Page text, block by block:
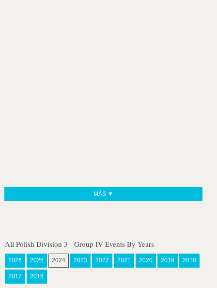
MÁS ▼
All Polish Division 3 - Group IV Events By Years
2026 2025 2024 2023 2022 2021 2020 2019 2018
2017 2016